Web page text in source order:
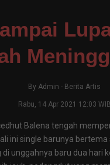
By Admin - Berita Artis
Rabu, 14 Apr 2021 12:03 WIB
Balena tengah
ini single barunya
unggahnya baru dua hari